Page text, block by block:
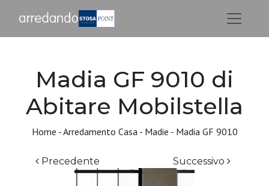
Madia GF 9010 di
Abitare Mobilstella
Home -Arredamento Casa - Madie - Madia GF 9010
Precedente Successivo